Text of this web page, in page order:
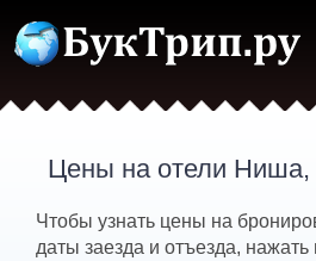
Цены на отели Ниша,
Чтобы узнать цены на
даты заезда и отъезда, нажать